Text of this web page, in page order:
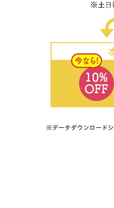
※データダウンロード